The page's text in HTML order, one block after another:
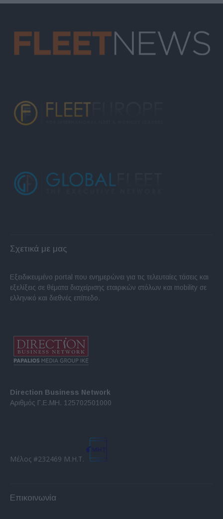
Σχετικά με μας
Εξειδικευμένο portal που ενημερώνει για τις τελευταίες τάσεις και
εξελίξεις σε θέματα διαχείρισης εταιρικών στόλων και mobility σε
ελληνικό και διεθνές επίπεδο.
Direction Business Network
Αριθμός Γ.Ε.ΜΗ. 125702501000
Μέλος #232469 Μ.Η.Τ.
Επικοινωνία